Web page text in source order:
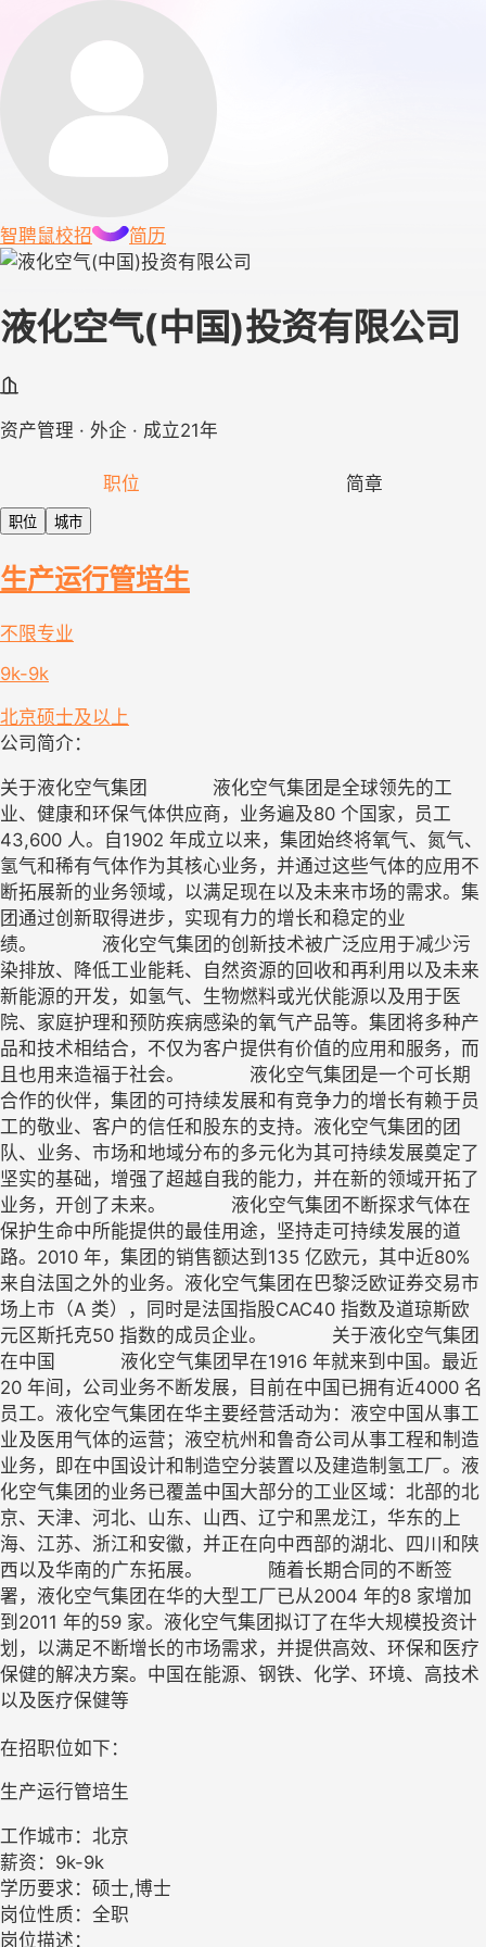
智聘鼠校招 简历
液化空气(中国)投资有限公司
资产管理 · 外企 · 成立21年
职位 简章
职位 城市
生产运行管培生
不限专业
9k-9k
北京硕士及以上
公司简介：
关于液化空气集团 液化空气集团是全球领先的工
业、健康和环保气体供应商，业务遍及80 个国家，员工
43,600 人。自1902 年成立以来，集团始终将氧气、氮气、
氢气和稀有气体作为其核心业务，并通过这些气体的应用不
断拓展新的业务领域，以满足现在以及未来市场的需求。集
团通过创新取得进步，实现有力的增长和稳定的业
绩。 液化空气集团的创新技术被广泛应用于减少污
染排放、降低工业能耗、自然资源的回收和再利用以及未来
新能源的开发，如氢气、生物燃料或光伏能源以及用于医
院、家庭护理和预防疾病感染的氧气产品等。集团将多种产
品和技术相结合，不仅为客户提供有价值的应用和服务，而
且也用来造福于社会。 液化空气集团是一个可长期
合作的伙伴，集团的可持续发展和有竞争力的增长有赖于员
工的敬业、客户的信任和股东的支持。液化空气集团的团
队、业务、市场和地域分布的多元化为其可持续发展奠定了
坚实的基础，增强了超越自我的能力，并在新的领域开拓了
业务，开创了未来。 液化空气集团不断探求气体在
保护生命中所能提供的最佳用途，坚持走可持续发展的道
路。2010 年，集团的销售额达到135 亿欧元，其中近80%
来自法国之外的业务。液化空气集团在巴黎泛欧证券交易市
场上市（A 类），同时是法国指股CAC40 指数及道琼斯欧
元区斯托克50 指数的成员企业。 关于液化空气集团
在中国 液化空气集团早在1916 年就来到中国。最近
20 年间，公司业务不断发展，目前在中国已拥有近4000 名
员工。液化空气集团在华主要经营活动为：液空中国从事工
业及医用气体的运营；液空杭州和鲁奇公司从事工程和制造
业务，即在中国设计和制造空分装置以及建造制氢工厂。液
化空气集团的业务已覆盖中国大部分的工业区域：北部的北
京、天津、河北、山东、山西、辽宁和黑龙江，华东的上
海、江苏、浙江和安徽，并正在向中西部的湖北、四川和陕
西以及华南的广东拓展。 随着长期合同的不断签
署，液化空气集团在华的大型工厂已从2004 年的8 家增加
到2011 年的59 家。液化空气集团拟订了在华大规模投资计
划，以满足不断增长的市场需求，并提供高效、环保和医疗
保健的解决方案。中国在能源、钢铁、化学、环境、高技术
以及医疗保健等
在招职位如下：
生产运行管培生
工作城市：北京
薪资：9k-9k
学历要求：硕士,博士
岗位性质：全职
岗位描述：